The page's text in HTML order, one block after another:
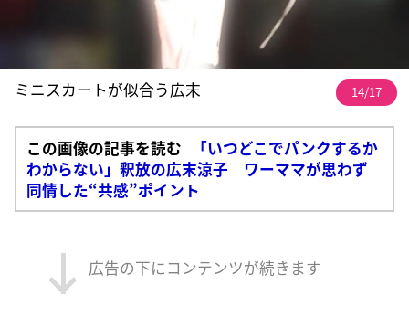
ミニスカートが似合う広末 14/17
この画像の記事を読む
「いつどこでパンクするか
わからない」釈放の広末涼子 ワーママが思わず
同情した“共感”ポイント
広告の下にコンテンツが続きます